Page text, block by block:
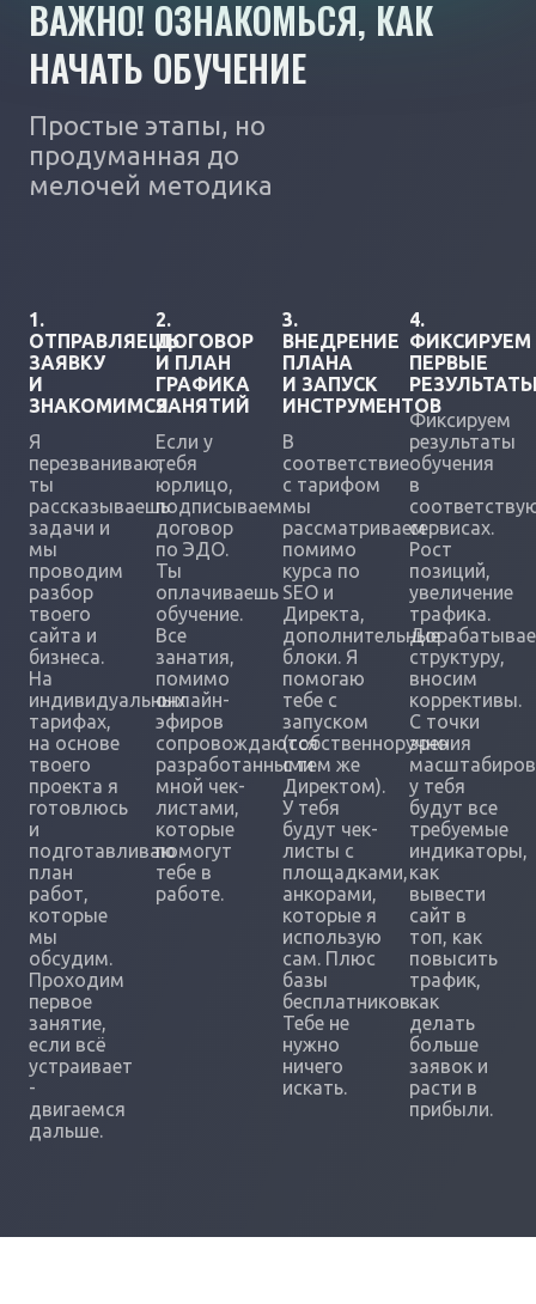
ВАЖНО! ОЗНАКОМЬСЯ, КАК
НАЧАТЬ ОБУЧЕНИЕ
Простые этапы, но
продуманная до
мелочей методика
1.
ОТПРАВЛЯЕШЬ
ЗАЯВКУ
И
ЗНАКОМИМСЯ
Я
перезваниваю,
ты
рассказываешь
задачи и
мы
проводим
разбор
твоего
сайта и
бизнеса.
На
индивидуальных
тарифах,
на основе
твоего
проекта я
готовлюсь
и
подготавливаю
план
работ,
которые
мы
обсудим.
Проходим
первое
занятие,
если всё
устраивает
-
двигаемся
дальше.
2.
ДОГОВОР
И ПЛАН
ГРАФИКА
ЗАНЯТИЙ
Если у
тебя
юрлицо,
подписываем
договор
по ЭДО.
Ты
оплачиваешь
обучение.
Все
занатия,
помимо
онлайн-
эфиров
сопровождаются
разработанными
мной чек-
листами,
которые
помогут
тебе в
работе.
3.
ВНЕДРЕНИЕ
ПЛАНА
И ЗАПУСК
ИНСТРУМЕНТОВ
В
соответствие
с тарифом
мы
рассматриваем
помимо
курса по
SEO и
Директа,
дополнительные
блоки. Я
помогаю
тебе с
запуском
(собственноручно
с тем же
Директом).
У тебя
будут чек-
листы с
площадками,
анкорами,
которые я
использую
сам. Плюс
базы
бесплатников.
Тебе не
нужно
ничего
искать.
4.
ФИКСИРУЕМ
ПЕРВЫЕ
Фиксируем
результаты
обучения
в
сервисах.
Рост
позиций,
увеличение
трафика.
структуру,
вносим
коррективы.
С точки
зрения
у тебя
будут все
требуемые
индикаторы,
как
вывести
сайт в
топ, как
повысить
трафик,
как
делать
больше
заявок и
расти в
прибыли.